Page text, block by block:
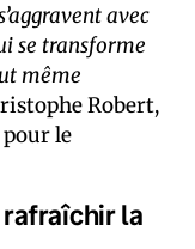
avec
se transforme
même
Robert,
pour le
rafraîchir la